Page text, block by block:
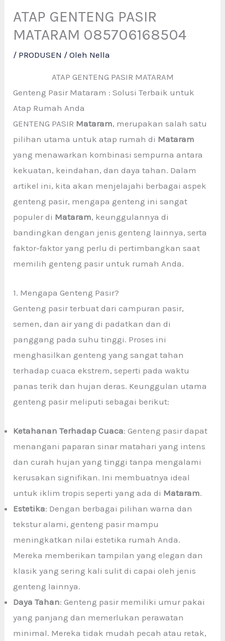
ATAP GENTENG PASIR
MATARAM 085706168504
/ PRODUSEN / Oleh Nella
ATAP GENTENG PASIR MATARAM
Genteng Pasir Mataram : Solusi Terbaik untuk
Atap Rumah Anda
GENTENG PASIR Mataram, merupakan salah satu
pilihan utama untuk atap rumah di Mataram
yang menawarkan kombinasi sempurna antara
kekuatan, keindahan, dan daya tahan. Dalam
artikel ini, kita akan menjelajahi berbagai aspek
genteng pasir, mengapa genteng ini sangat
populer di Mataram, keunggulannya di
bandingkan dengan jenis genteng lainnya, serta
faktor-faktor yang perlu di pertimbangkan saat
memilih genteng pasir untuk rumah Anda.
1. Mengapa Genteng Pasir?
Genteng pasir terbuat dari campuran pasir,
semen, dan air yang di padatkan dan di
panggang pada suhu tinggi. Proses ini
menghasilkan genteng yang sangat tahan
terhadap cuaca ekstrem, seperti pada waktu
panas terik dan hujan deras. Keunggulan utama
genteng pasir meliputi sebagai berikut:
Ketahanan Terhadap Cuaca: Genteng pasir dapat
menangani paparan sinar matahari yang intens
dan curah hujan yang tinggi tanpa mengalami
kerusakan signifikan. Ini membuatnya ideal
untuk iklim tropis seperti yang ada di Mataram.
Estetika: Dengan berbagai pilihan warna dan
tekstur alami, genteng pasir mampu
meningkatkan nilai estetika rumah Anda.
Mereka memberikan tampilan yang elegan dan
klasik yang sering kali sulit di capai oleh jenis
genteng lainnya.
Daya Tahan: Genteng pasir memiliki umur pakai
yang panjang dan memerlukan perawatan
minimal. Mereka tidak mudah pecah atau retak,